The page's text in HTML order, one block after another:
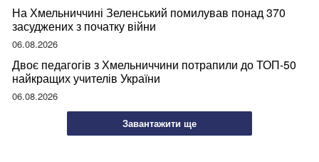
На Хмельниччині Зеленський помилував понад 370
засуджених з початку війни
06.08.2026
Двоє педагогів з Хмельниччини потрапили до ТОП-50
найкращих учителів України
06.08.2026
Завантажити ще